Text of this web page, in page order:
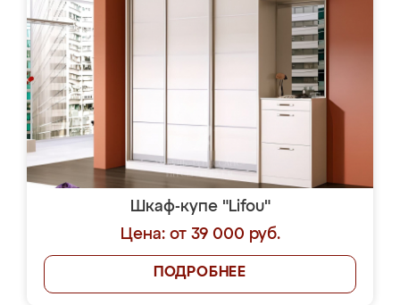
Шкаф-купе "Lifou"
Цена: от 39 000 руб.
ПОДРОБНЕЕ